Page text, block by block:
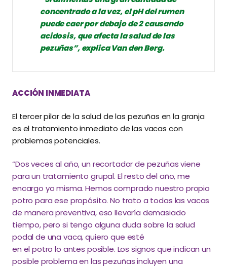
concentrado a la vez, el pH del rumen
puede caer pordebajo de 2 causando
acidosis, que afecta la salud de las
pezuñas”, explica Van den Berg.
ACCIÓN INMEDIATA
El tercer pilar de la salud de las pezuñas en la granja
es el tratamiento inmediato de las vacas con
problemas potenciales.
“Dos veces al año, un recortador de pezuñas viene
para un tratamiento grupal. El resto del año, me
encargo yo misma. Hemos comprado nuestro propio
potro para ese propósito. No trato a todas las vacas
de manera preventiva, eso llevaría demasiado
tiempo, pero si tengo alguna duda sobre la salud
podal de una vaca, quiero que esté
en el potro lo antes posible. Los signos que indican un
posible problema en las pezuñas incluyen una